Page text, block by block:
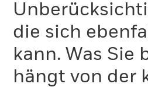
die sich
kann. Was
hängt von der